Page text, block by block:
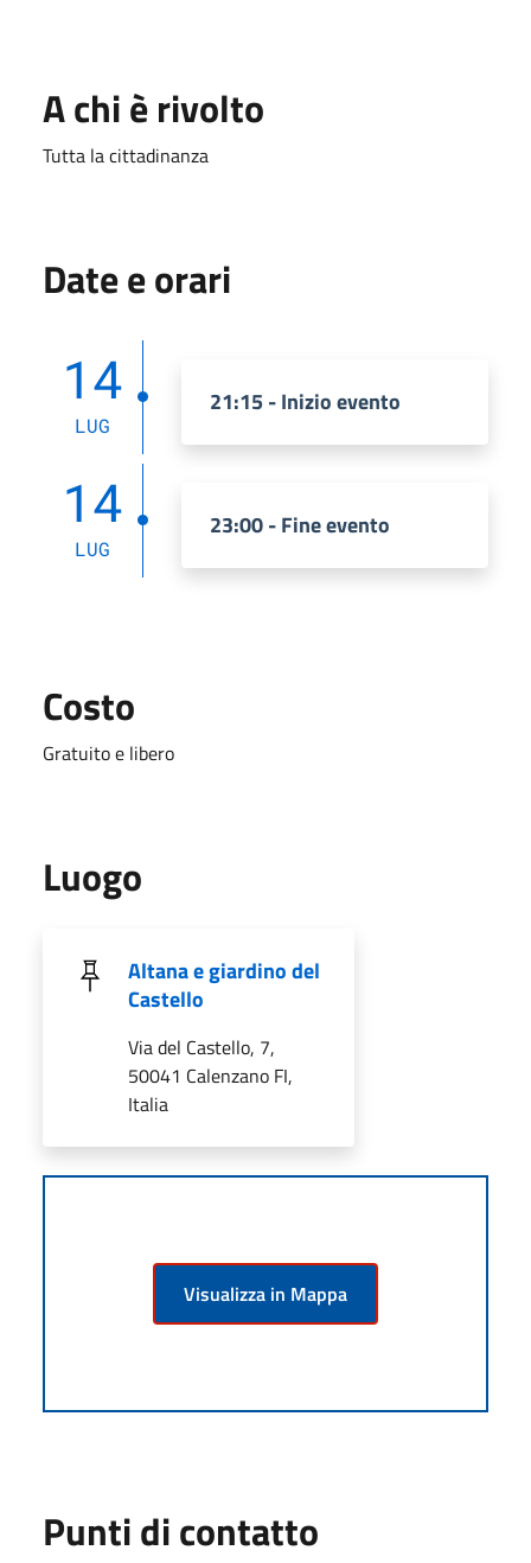
A chi è rivolto
Tutta la cittadinanza
Date e orari
14
LUG
21:15 - Inizio evento
14
LUG
23:00 - Fine evento
Costo
Gratuito e libero
Luogo
Altana e giardino del
Castello
Via del Castello, 7,
50041 Calenzano FI,
Italia
Visualizza in Mappa
Punti di contatto